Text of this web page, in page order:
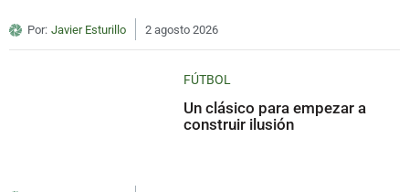
Por: Javier Esturillo 2 agosto 2026
FÚTBOL
Un clásico para empezar a
construir ilusión